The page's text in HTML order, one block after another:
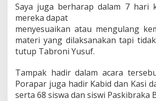
Saya juga berharap dalam 7 hari
mereka dapat
menyesuaikan atau mengulang
materi yang dilaksanakan tapi
tutup Tabroni Yusuf.
Tampak hadir dalam acara
Porapar juga hadir Kabid dan Kasi
serta 68 siswa dan siswi Paskibraka